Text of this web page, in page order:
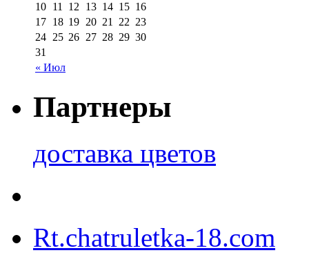
« Июл
10 11 12 13 14 15 16
17 18 19 20 21 22 23
24 25 26 27 28 29 30
31
Партнеры
доставка цветов
Rt.chatruletka-18.com